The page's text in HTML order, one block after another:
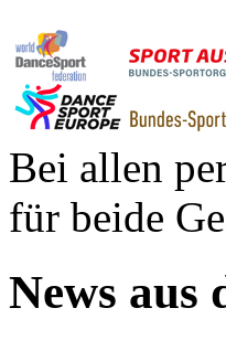
Bei allen
für beide
News aus